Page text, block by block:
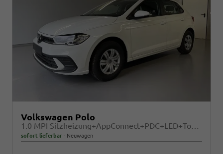
Volkswagen Polo
1.0 MPI Sitzheizung+AppConnect+PDC+LED+Touch+Lichtsensor+MultiLenkrad
sofort lieferbar Neuwagen